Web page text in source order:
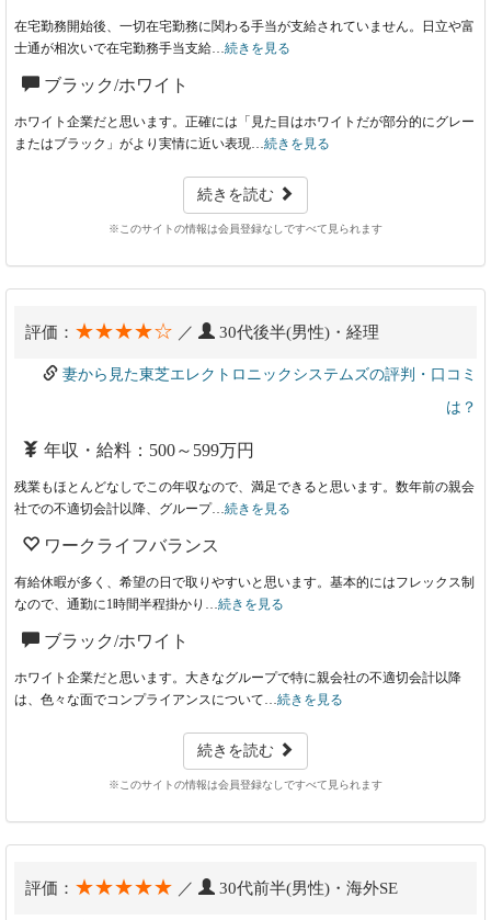
在宅勤務開始後、一切在宅勤務に関わる手当が支給されていません。日立や富
士通が相次いで在宅勤務手当支給… 続きを見る
ブラック/ホワイト
ホワイト企業だと思います。正確には「見た目はホワイトだが部分的にグレー
またはブラック」がより実情に近い表現… 続きを見る
続きを読む
※このサイトの情報は会員登録なしですべて見られます
評価： ★★★★☆ ／ 30代後半(男性)・経理
妻から見た東芝エレクトロニックシステムズの評判・口コミ
は？
年収・給料：500～599万円
残業もほとんどなしでこの年収なので、満足できると思います。数年前の親会
社での不適切会計以降、グループ… 続きを見る
ワークライフバランス
有給休暇が多く、希望の日で取りやすいと思います。基本的にはフレックス制
なので、通勤に1時間半程掛かり… 続きを見る
ブラック/ホワイト
ホワイト企業だと思います。大きなグループで特に親会社の不適切会計以降
は、色々な面でコンプライアンスについて… 続きを見る
続きを読む
※このサイトの情報は会員登録なしですべて見られます
評価： ★★★★★ ／ 30代前半(男性)・海外SE